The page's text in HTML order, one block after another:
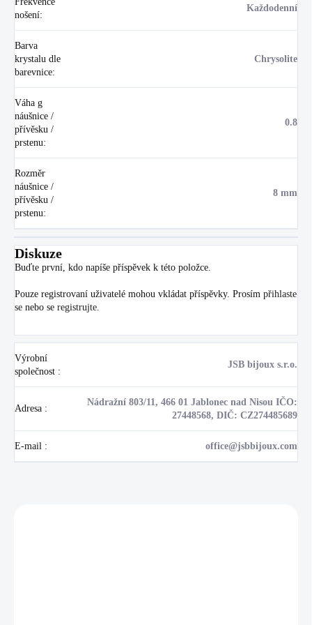
nošení:
Každodenní
Barva
krystalu dle
barevnice:
Chrysolite
Váha g
náušnice /
přívěsku /
prstenu:
0.8
Rozměr
náušnice /
přívěsku /
prstenu:
8 mm
Diskuze
Buďte první, kdo napíše příspěvek k této položce.
Pouze registrovaní uživatelé mohou vkládat příspěvky. Prosím přihlaste
se nebo se registrujte
Výrobní
společnost :
JSB bijoux s.r.o.
Adresa :
Nádražní 803/11, 466 01 Jablonec nad Nisou IČO:
27448568, DIČ: CZ274485689
E-mail : office@jsbbijoux.com